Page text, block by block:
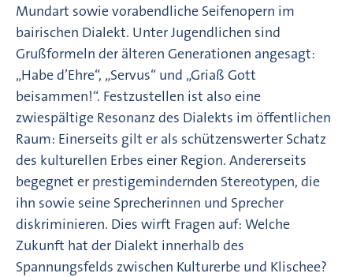
Mundart sowie vorabendliche Seifenopern im
bairischen Dialekt. Unter Jugendlichen sind
Grußformeln der älteren Generationen angesagt:
„Habe d’Ehre“, „Servus“ und „Griaß Gott
beisammen!“. Festzustellen ist also eine
zwiespältige Resonanz des Dialekts im öffentlichen
Raum: Einerseits gilt er als schützenswerter Schatz
des kulturellen Erbes einer Region. Andererseits
begegnet er prestigemindernden Stereotypen, die
ihn sowie seine Sprecherinnen und Sprecher
diskriminieren. Dies wirft Fragen auf: Welche
Zukunft hat der Dialekt innerhalb des
Spannungsfelds zwischen Kulturerbe und Klischee?